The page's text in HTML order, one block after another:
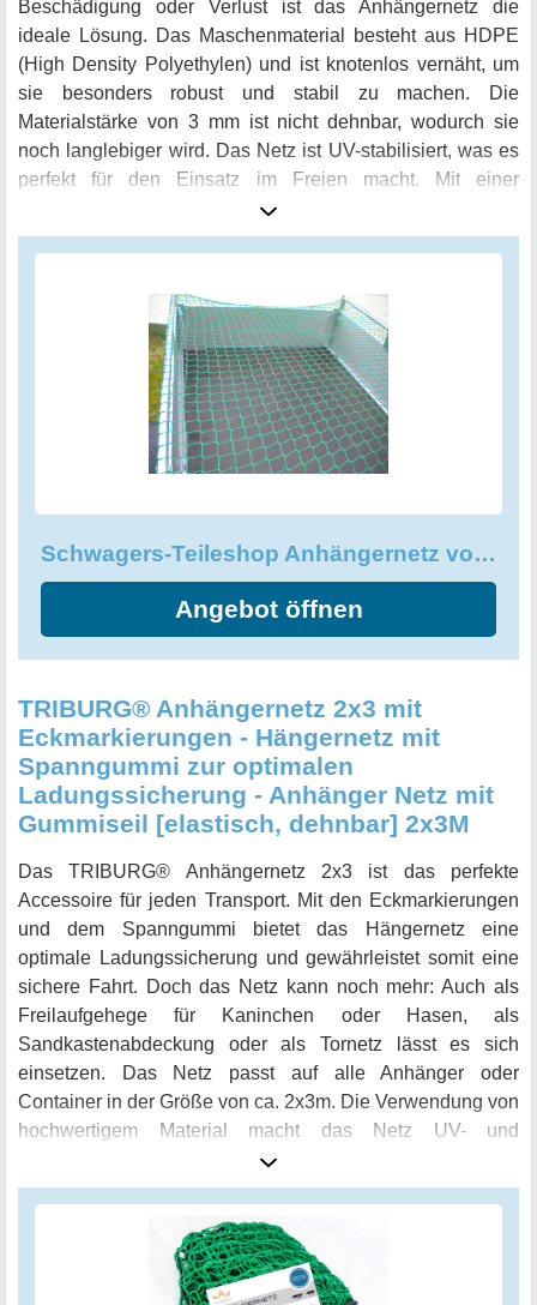
Beschädigung oder Verlust ist das Anhängernetz die
ideale Lösung. Das Maschenmaterial besteht aus HDPE
(High Density Polyethylen) und ist knotenlos vernäht, um
sie besonders robust und stabil zu machen. Die
Materialstärke von 3 mm ist nicht dehnbar, wodurch sie
noch langlebiger wird. Das Netz ist UV-stabilisiert, was es
perfekt für den Einsatz im Freien macht. Mit einer
Maschengröße von 45x45mm und einer Randumkettelung
von 6-8mm bietet das Netz einen optimalen Schutz. Das
Expanderseil, und ist in der Größe 2,5 x 1,5 m ideal als
Containerabdeckung geeignet. Das mitgelieferte 5mm
Expanderseil ist ebenfalls aus HDPE und sorgt für eine
einfache und sichere Befestigung Ihres Anhängers.
Vertrauen Sie auf die hohe Qualität des Schwagers-
Teileshop Anhängernetzes, um Ihr Transportgut auf jeder
Strecke sicher zu halten.
Schwagers-Teileshop Anhängernetz von 2,2x1,2m bis 8x3,5m mit und ohne Expanderseil
Angebot öffnen
TRIBURG® Anhängernetz 2x3 mit
Eckmarkierungen - Hängernetz mit
Spanngummi zur optimalen
Ladungssicherung - Anhänger Netz mit
Gummiseil [elastisch, dehnbar] 2x3M
Das TRIBURG® Anhängernetz 2x3 ist das perfekte
Accessoire für jeden Transport. Mit den Eckmarkierungen
und dem Spanngummi bietet das Hängernetz eine
optimale Ladungssicherung und gewährleistet somit eine
sichere Fahrt. Doch das Netz kann noch mehr: Auch als
Freilaufgehege für Kaninchen oder Hasen, als
Sandkastenabdeckung oder als Tornetz lässt es sich
einsetzen. Das Netz passt auf alle Anhänger oder
Container in der Größe von ca. 2x3m. Die Verwendung von
hochwertigem Material macht das Netz UV- und
witterungsbeständig, so dass es ganzjährig eingesetzt
werden kann. Dank des elastischen Gummiseils ist das
Netz immer geschmeidig und flexibel. Die feinmaschige
Verwebung ermöglicht auch die Ladungssicherung
kleinerer Güter. Mit den Eckmarkierungen lässt sich das